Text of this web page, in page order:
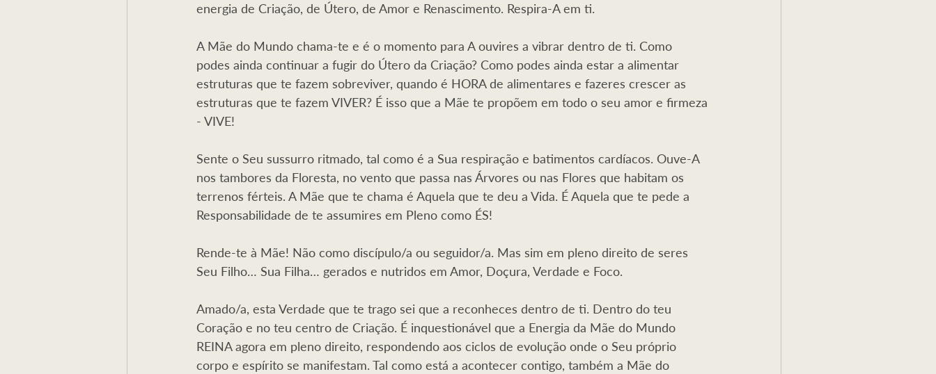
energia de Criação, de Útero, de Amor e Renascimento. Respira-A em ti.
A Mãe do Mundo chama-te e é o momento para A ouvires a vibrar dentro de ti. Como
podes ainda continuar a fugir do Útero da Criação? Como podes ainda estar a alimentar
estruturas que te fazem sobreviver, quando é HORA de alimentares e fazeres crescer as
estruturas que te fazem VIVER? É isso que a Mãe te propõem em todo o seu amor e firmeza
- VIVE!
Sente o Seu sussurro ritmado, tal como é a Sua respiração e batimentos cardíacos. Ouve-A
nos tambores da Floresta, no vento que passa nas Árvores ou nas Flores que habitam os
terrenos férteis. A Mãe que te chama é Aquela que te deu a Vida. É Aquela que te pede a
Responsabilidade de te assumires em Pleno como ÉS!
Rende-te à Mãe! Não como discípulo/a ou seguidor/a. Mas sim em pleno direito de seres
Seu Filho… Sua Filha… gerados e nutridos em Amor, Doçura, Verdade e Foco.
Amado/a, esta Verdade que te trago sei que a reconheces dentro de ti. Dentro do teu
Coração e no teu centro de Criação. É inquestionável que a Energia da Mãe do Mundo
REINA agora em pleno direito, respondendo aos ciclos de evolução onde o Seu próprio
corpo e espírito se manifestam. Tal como está a acontecer contigo, também a Mãe do